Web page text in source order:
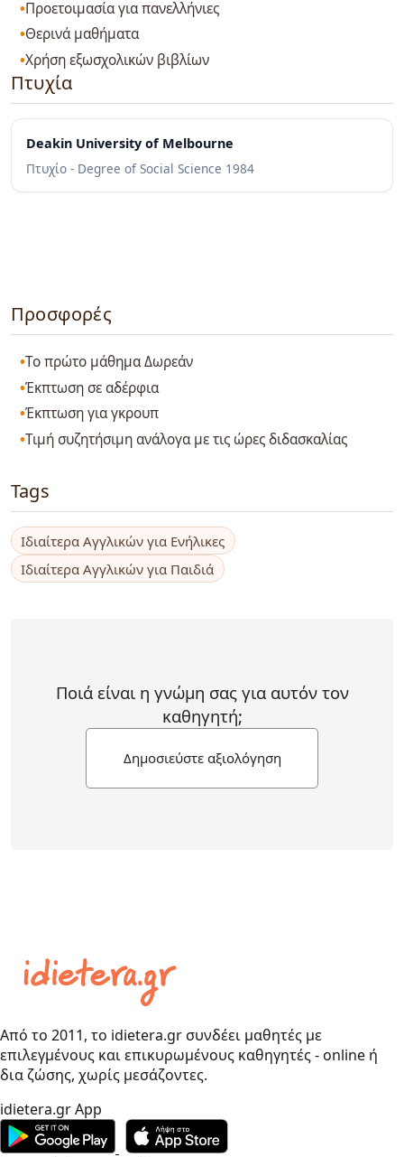
Προετοιμασία για πανελλήνιες
Θερινά μαθήματα
Χρήση εξωσχολικών βιβλίων
Πτυχία
Deakin University of Melbourne
Πτυχίο - Degree of Social Science 1984
Προσφορές
Το πρώτο μάθημα Δωρεάν
Έκπτωση σε αδέρφια
Έκπτωση για γκρουπ
Τιμή συζητήσιμη ανάλογα με τις ώρες διδασκαλίας
Tags
Ιδιαίτερα Αγγλικών για Ενήλικες
Ιδιαίτερα Αγγλικών για Παιδιά
Ποιά είναι η γνώμη σας για αυτόν τον
καθηγητή;
Δημοσιεύστε αξιολόγηση
Από το 2011, το idietera.gr συνδέει μαθητές με
επιλεγμένους και επικυρωμένους καθηγητές - online ή
δια ζώσης, χωρίς μεσάζοντες.
idietera.gr App